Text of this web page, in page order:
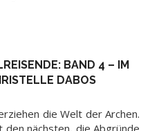
BAND 4 – IM
DABOS
die Welt der Archen.